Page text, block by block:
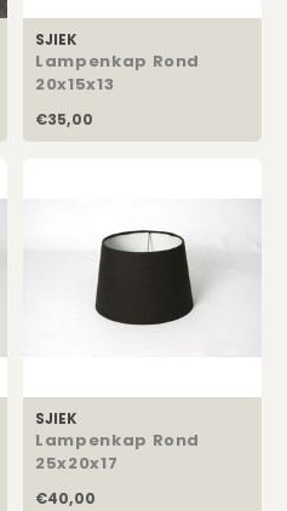
SJIEK
Lampenkap Rond
20x15x13
€35,00
SJIEK
Lampenkap Rond
25x20x17
€40,00